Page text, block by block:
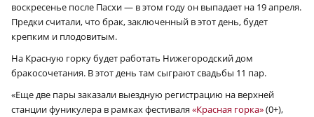
воскресенье после Пасхи — в этом году он выпадает на 19 апреля.
Предки считали, что брак, заключенный в этот день, будет
крепким и плодовитым.
На Красную горку будет работать Нижегородский дом
бракосочетания. В этот день там сыграют свадьбы 11 пар.
«Еще две пары заказали выездную регистрацию на верхней
станции фуникулера в рамках фестиваля «Красная горка»(0+),